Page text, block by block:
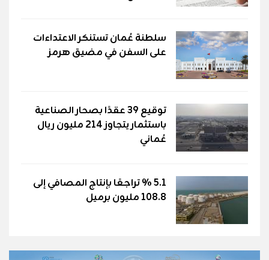
سلطنة عُمان تستنكر الاعتداءات
على السفن في مضيق هرمز
توقيع 39 عقدًا بصحار الصناعية
باستثمار يتجاوز 214 مليون ريال
عُماني
5.1 % تراجعًا بإنتاج المصافي إلى
108.8 مليون برميل